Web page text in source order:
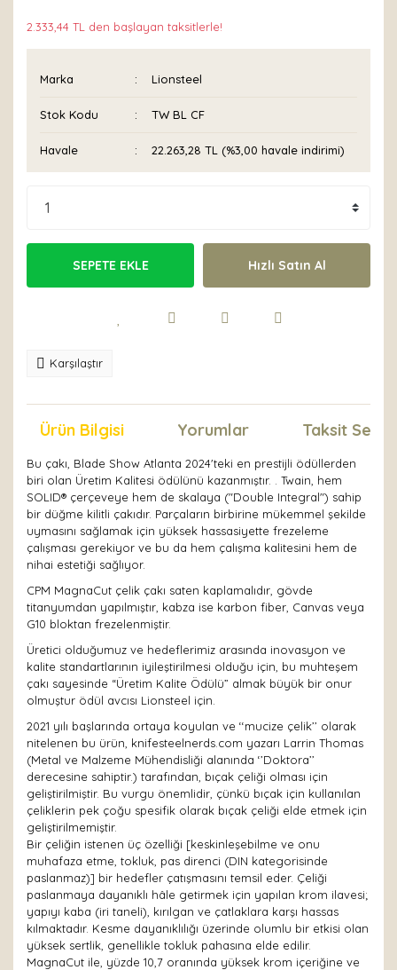
2.333,44 TL den başlayan taksitlerle!
Marka Lionsteel
Stok Kodu TW BL CF
Havale 22.263,28 TL (%3,00 havale indirimi)
SEPETE EKLE Hızlı Satın Al
Karşılaştır
Ürün Bilgisi Yorumlar Taksit
Bu çakı, Blade Show Atlanta 2024'teki en prestijli ödüllerden
biri olan Üretim Kalitesi ödülünü kazanmıştır. . Twain, hem
SOLID® çerçeveye hem de skalaya ("Double Integral") sahip
bir düğme kilitli çakıdır. Parçaların birbirine mükemmel şekilde
uymasını sağlamak için yüksek hassasiyette frezeleme
çalışması gerekiyor ve bu da hem çalışma kalitesini hem de
nihai estetiği sağlıyor.
CPM MagnaCut çelik çakı saten kaplamalıdır, gövde
titanyumdan yapılmıştır, kabza ise karbon fiber, Canvas veya
G10 bloktan frezelenmiştir.
Üretici olduğumuz ve hedeflerimiz arasında inovasyon ve
kalite standartlarının iyileştirilmesi olduğu için, bu muhteşem
çakı sayesinde “Üretim Kalite Ödülü” almak büyük bir onur
olmuştur ödül avcısı Lionsteel için.
2021 yılı başlarında ortaya koyulan ve ‘‘mucize çelik’’ olarak
nitelenen bu ürün, knifesteelnerds.com yazarı Larrin Thomas
(Metal ve Malzeme Mühendisliği alanında ‘’Doktora’’
derecesine sahiptir.) tarafından, bıçak çeliği olması için
geliştirilmiştir. Bu vurgu önemlidir, çünkü bıçak için kullanılan
çeliklerin pek çoğu spesifik olarak bıçak çeliği elde etmek için
geliştirilmemiştir.
Bir çeliğin istenen üç özelliği [keskinleşebilme ve onu
muhafaza etme, tokluk, pas direnci (DIN kategorisinde
paslanmaz)] bir hedefler çatışmasını temsil eder. Çeliği
paslanmaya dayanıklı hâle getirmek için yapılan krom ilavesi;
yapıyı kaba (iri taneli), kırılgan ve çatlaklara karşı hassas
kılmaktadır. Kesme dayanıklılığı üzerinde olumlu bir etkisi olan
yüksek sertlik, genellikle tokluk pahasına elde edilir.
MagnaCut ile, yüzde 10,7 oranında yüksek krom içeriğine ve